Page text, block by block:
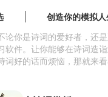
创造你的模拟
你是诗词的爱好者，还
件。让你能够在诗词造
好的话而烦恼，那就来